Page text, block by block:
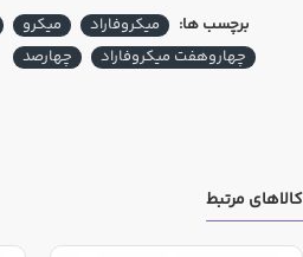
قطر : 8 میلی متر
دما : 105 درجه سانتی گراد
همچنین این کالا در خریدهای
مقدار این تخفیف در ذیل قیمت پایه
برچسب ها: میکروفاراد میکرو
چهاروهفت میکروفاراد
چهارصد
کالاهای مرتبط